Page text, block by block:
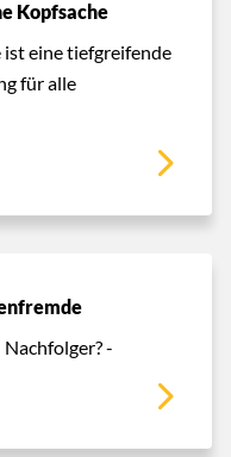
Kopfsache
eine tiefgreifende
für alle
-